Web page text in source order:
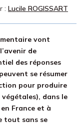
: Lucile ROGISSART
vont
de
des réponses
se résumer
pour produire
dans le
France et à
tout sans se